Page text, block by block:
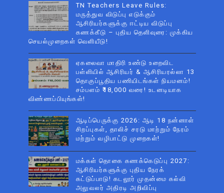
TN Teachers Leave Rules:
மருத்துவ விடுப்பு எடுக்கும்
ஆசிரியர்களுக்கு ஈட்டிய விடுப்பு
கணக்கீடு – புதிய தெளிவுரை: முக்கிய
செயல்முறைகள் வெளியீடு!
ஏகலைவா மாதிரி உண்டு உறைவிட
பள்ளியில் ஆசிரியர் & ஆசிரியரல்லா 13
தொகுப்பூதிய பணியிடங்கள் நியமனம்!
சம்பளம் ₹18,000 வரை! உடனடியாக
விண்ணப்பியுங்கள்!
ஆடிப்பெருக்கு 2026: ஆடி 18 நன்னாள்
சிறப்புகள், தாலிச் சரடு மாற்றும் நேரம்
மற்றும் வழிபாட்டு முறைகள்!
மக்கள் தொகை கணக்கெடுப்பு 2027:
ஆசிரியர்களுக்கு புதிய நேரக்
கட்டுப்பாடு! கடலூர் முதன்மை கல்வி
அலுவலர் அதிரடி அறிவிப்பு